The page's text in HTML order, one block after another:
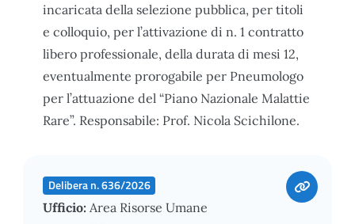
incaricata della selezione pubblica, per titoli
e colloquio, per l’attivazione di n. 1 contratto
libero professionale, della durata di mesi 12,
eventualmente prorogabile per Pneumologo
per l’attuazione del “Piano Nazionale Malattie
Rare”. Responsabile: Prof. Nicola Scichilone.
Delibera n. 636/2026
Ufficio: Area Risorse Umane